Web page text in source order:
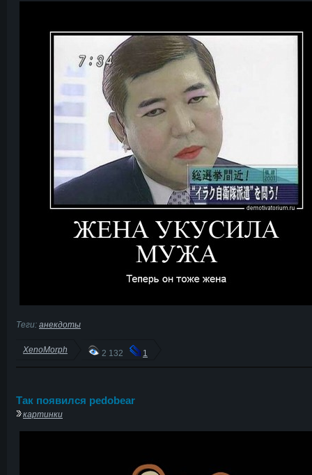
Теги: анекдоты
XenoMorph 2 132 1
Так появился pedobear
картинки